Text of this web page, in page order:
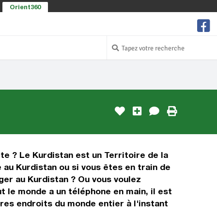
Orient360
? Le Kurdistan est un Territoire de la
Kurdistan ou si vous êtes en train de
au Kurdistan ? Ou vous voulez
monde a un téléphone en main, il est
endroits du monde entier à l'instant